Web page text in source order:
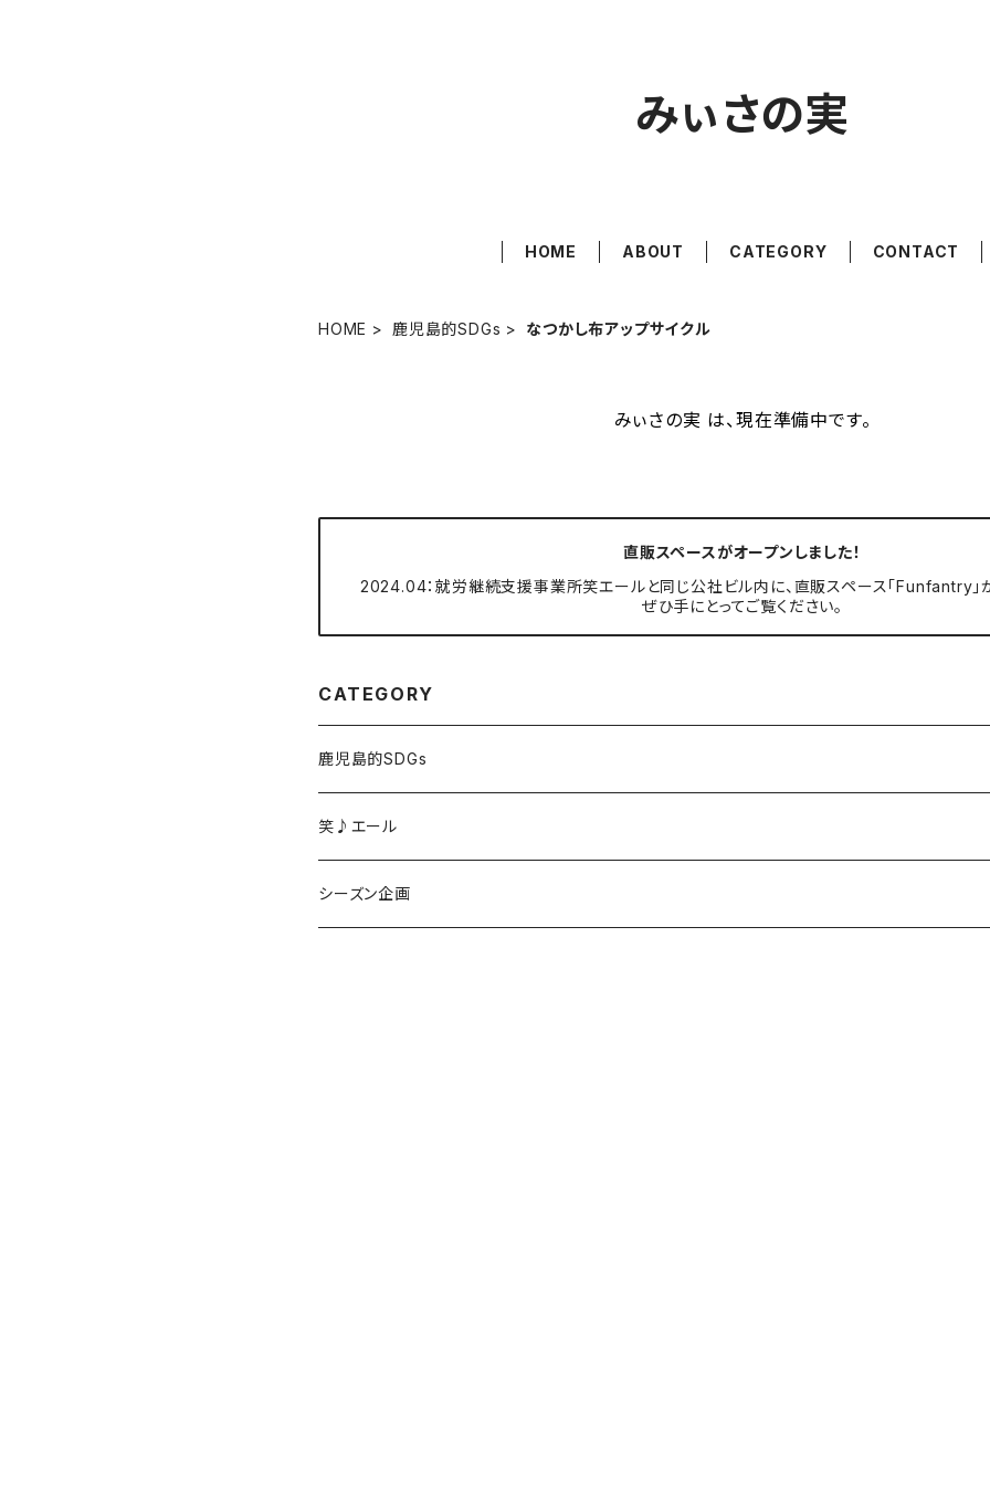
みぃさの実
HOME ABOUT CATEGORY CONTACT
HOME 鹿児島的SDGs なつかし布アップサイクル
みぃさの実 は、現在準備中です。
直販スペースがオープンしました！
2024.04：就労継続支援事業所笑エールと同じ公社ビル内に、直販スペース「Funfantry」が
ぜひ手にとってご覧ください。
CATEGORY
鹿児島的SDGs
無農薬木綿
なつかし布アップサイクル
笑♪エール
オリジナル鹿児島のお土産
シーズン企画